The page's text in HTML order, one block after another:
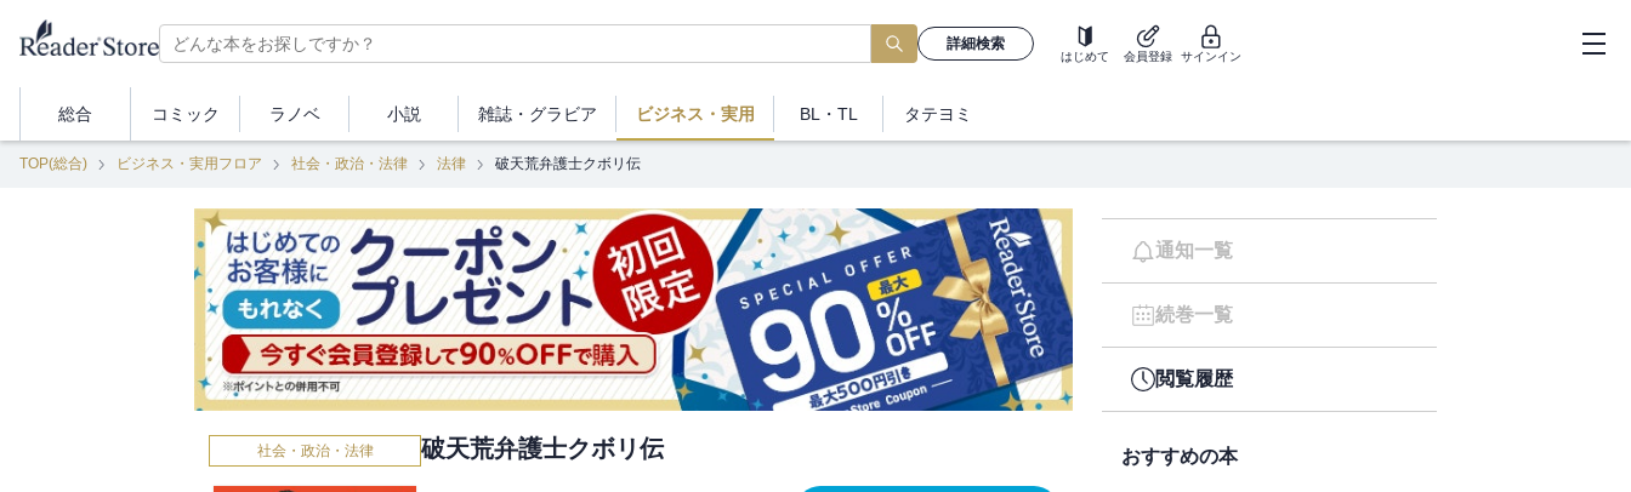
詳細検索
はじめて 会員登録 サインイン
総合 コミック ラノベ 小説 雑誌・ グラビア ビジネス ・実用 BL・TL タテヨミ
TOP(総合) ビジネス・実用フロア 社会・政治・法律 法律 破天荒弁護士クボリ伝
社会・政治・法律 破天荒弁護士クボリ伝
通知一覧
続巻一覧
閲覧履歴
おすすめの本